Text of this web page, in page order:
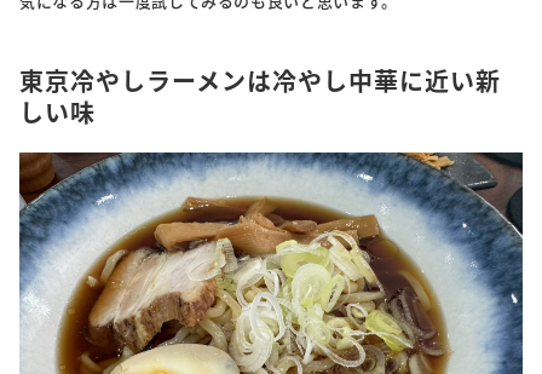
東京冷やしラーメンは冷やし中華に近い新
しい味